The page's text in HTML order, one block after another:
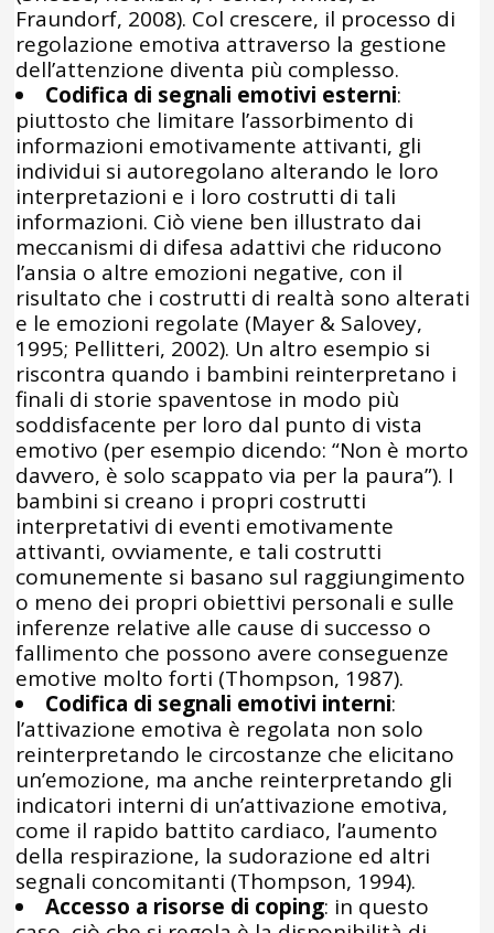
Fraundorf, 2008). Col crescere, il processo di
regolazione emotiva attraverso la gestione
dell’attenzione diventa più complesso.
Codifica di segnali emotivi esterni:
piuttosto che limitare l’assorbimento di
informazioni emotivamente attivanti, gli
individui si autoregolano alterando le loro
interpretazioni e i loro costrutti di tali
informazioni. Ciò viene ben illustrato dai
meccanismi di difesa adattivi che riducono
l’ansia o altre emozioni negative, con il
risultato che i costrutti di realtà sono alterati
e le emozioni regolate (Mayer & Salovey,
1995; Pellitteri, 2002). Un altro esempio si
riscontra quando i bambini reinterpretano i
finali di storie spaventose in modo più
soddisfacente per loro dal punto di vista
emotivo (per esempio dicendo: “Non è morto
davvero, è solo scappato via per la paura”). I
bambini si creano i propri costrutti
interpretativi di eventi emotivamente
attivanti, ovviamente, e tali costrutti
comunemente si basano sul raggiungimento
o meno dei propri obiettivi personali e sulle
inferenze relative alle cause di successo o
fallimento che possono avere conseguenze
emotive molto forti (Thompson, 1987).
Codifica di segnali emotivi interni:
l’attivazione emotiva è regolata non solo
reinterpretando le circostanze che elicitano
un’emozione, ma anche reinterpretando gli
indicatori interni di un’attivazione emotiva,
come il rapido battito cardiaco, l’aumento
della respirazione, la sudorazione ed altri
segnali concomitanti (Thompson, 1994).
Accesso a risorse di coping: in questo